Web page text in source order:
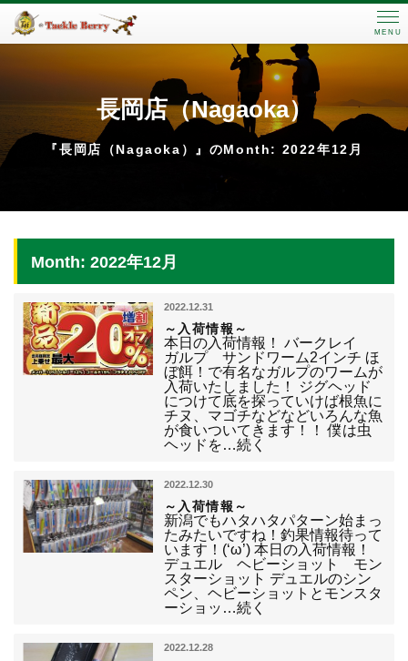
MENU
長岡店（Nagaoka）
『長岡店（Nagaoka）』のMonth: 2022年12月
Month: 2022年12月
2022.12.31
～入荷情報～
本日の入荷情報！ バークレイ
ガルプ サンドワーム2インチ ほ
ぼ餌！で有名なガルプのワームが
入荷いたしました！ ジグヘッド
につけて底を探っていけば根魚に
チヌ、マゴチなどなどいろんな魚
が食いついてきます！！ 僕は虫
ヘッドを…続く
2022.12.30
～入荷情報～
新潟でもハタハタパターン始まっ
たみたいですね！釣果情報待って
います！(‘ω’) 本日の入荷情報！
デュエル ヘビーショット モン
スターショット デュエルのシン
ペン、ヘビーショットとモンスタ
ーショッ…続く
2022.12.28